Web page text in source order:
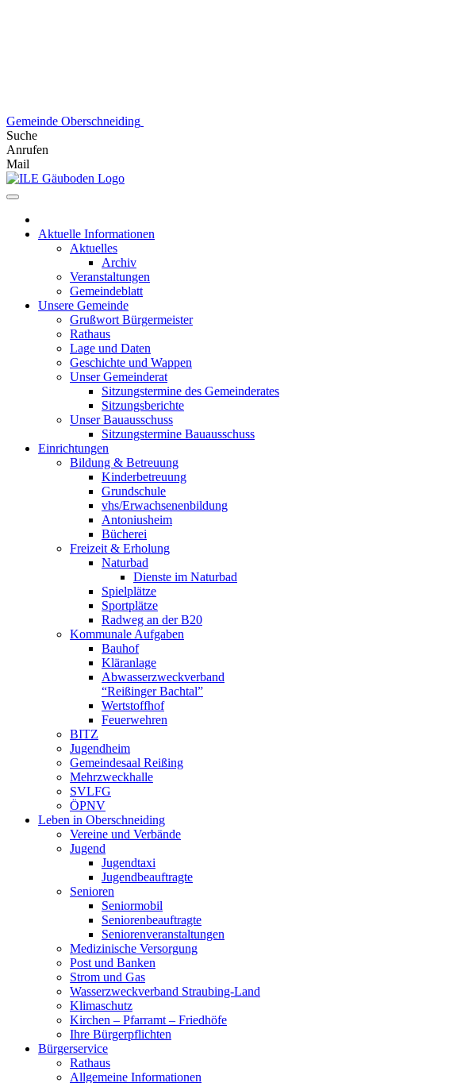
Gemeinde Oberschneiding
Suche
Anrufen
Mail
Aktuelle Informationen
Aktuelles
Archiv
Veranstaltungen
Gemeindeblatt
Unsere Gemeinde
Grußwort Bürgermeister
Rathaus
Lage und Daten
Geschichte und Wappen
Unser Gemeinderat
Sitzungstermine des Gemeinderates
Sitzungsberichte
Unser Bauausschuss
Sitzungstermine Bauausschuss
Einrichtungen
Bildung & Betreuung
Kinderbetreuung
Grundschule
vhs/Erwachsenenbildung
Antoniusheim
Bücherei
Freizeit & Erholung
Naturbad
Dienste im Naturbad
Spielplätze
Sportplätze
Radweg an der B20
Kommunale Aufgaben
Bauhof
Kläranlage
Abwasserzweckverband
“Reißinger Bachtal”
Wertstoffhof
Feuerwehren
BITZ
Jugendheim
Gemeindesaal Reißing
Mehrzweckhalle
SVLFG
ÖPNV
Leben in Oberschneiding
Vereine und Verbände
Jugend
Jugendtaxi
Jugendbeauftragte
Senioren
Seniormobil
Seniorenbeauftragte
Seniorenveranstaltungen
Medizinische Versorgung
Post und Banken
Strom und Gas
Wasserzweckverband Straubing-Land
Klimaschutz
Kirchen – Pfarramt – Friedhöfe
Ihre Bürgerpflichten
Bürgerservice
Rathaus
Allgemeine Informationen